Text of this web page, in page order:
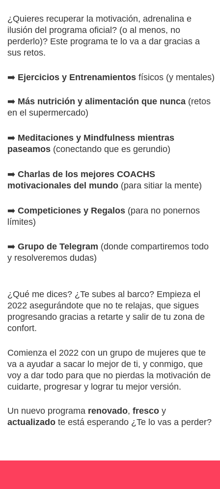
¿Quieres recuperar la motivación, adrenalina e
ilusión del programa oficial? (o al menos, no
perderlo)? Este programa te lo va a dar gracias a
sus retos.
➡️ Ejercicios y Entrenamientos físicos (y mentales)
➡️ Más nutrición y alimentación que nunca (retos
en el supermercado)
➡️ Meditaciones y Mindfulness mientras
paseamos (conectando que es gerundio)
➡️ Charlas de los mejores COACHS
motivacionales del mundo (para sitiar la mente)
➡️ Competiciones y Regalos (para no ponernos
límites)
➡️ Grupo de Telegram (donde compartiremos todo
y resolveremos dudas)
¿Qué me dices? ¿Te subes al barco? Empieza el
2022 asegurándote que no te relajas, que sigues
progresando gracias a retarte y salir de tu zona de
confort.
Comienza el 2022 con un grupo de mujeres que te
va a ayudar a sacar lo mejor de ti, y conmigo, que
voy a dar todo para que no pierdas la motivación de
cuidarte, progresar y lograr tu mejor versión.
Un nuevo programa renovado, fresco y
actualizado te está esperando ¿Te lo vas a perder?